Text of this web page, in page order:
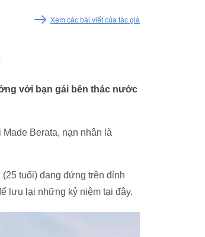
Xem các bài viết của tác giả
với bạn gái bên thác nước
Berata, nạn nhân là
tuổi) đang đứng trên đỉnh
lưu lại những kỷ niệm tại đây.